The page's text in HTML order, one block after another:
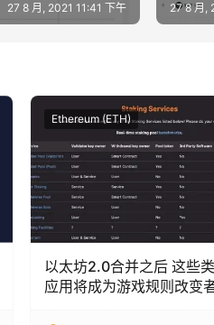
27 8 月, 2021 11:41 下午 27 8 月,
Ethereum (ETH)
以太坊2.0合并之后 这些
应用将成为游戏规则改变